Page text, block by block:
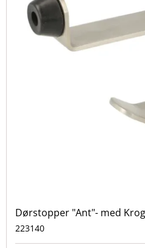
Dørstopper "Ant"- med
223140